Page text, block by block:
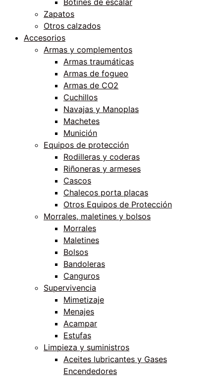
Botines de escalar
Zapatos
Otros calzados
Accesorios
Armas y complementos
Armas traumáticas
Armas de fogueo
Armas de CO2
Cuchillos
Navajas y Manoplas
Machetes
Munición
Equipos de protección
Rodilleras y coderas
Riñoneras y armeses
Cascos
Chalecos porta placas
Otros Equipos de Protección
Morrales, maletines y bolsos
Morrales
Maletines
Bolsos
Bandoleras
Canguros
Supervivencia
Mimetizaje
Menajes
Acampar
Estufas
Limpieza y suministros
Aceites lubricantes y Gases
Encendedores